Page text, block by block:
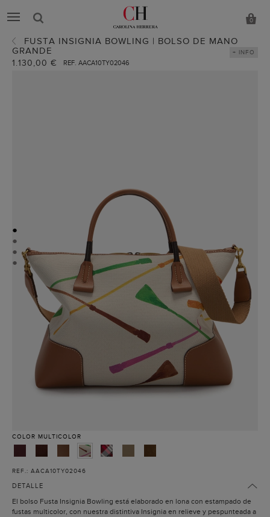
0
FUSTA INSIGNIA BOWLING | BOLSO DE MANO
GRANDE
1.130,00 € REF. AACA10TY02046
+ INFO
●
●
●
●
COLOR MULTICOLOR
REF.: AACA10TY02046
DETALLE
El bolso Fusta Insignia Bowling está elaborado en lona con estampado de
fustas multicolor, con nuestra distintiva Insignia en relieve y pespunteada a